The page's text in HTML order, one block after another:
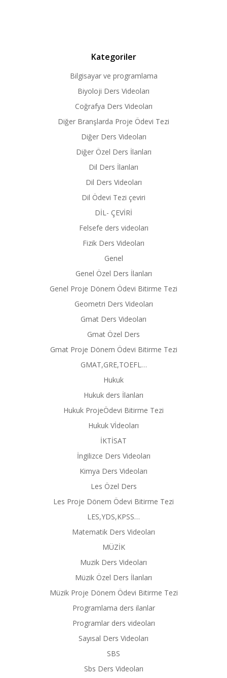
Kategoriler
Bilgisayar ve programlama
Biyoloji Ders Videoları
Coğrafya Ders Videoları
Diğer Branşlarda Proje Ödevi Tezi
Diğer Ders Videoları
Diğer Özel Ders İlanları
Dil Ders İlanları
Dil Ders Videoları
Dil Ödevi Tezi çeviri
DİL- ÇEVİRİ
Felsefe ders videoları
Fizik Ders Videoları
Genel
Genel Özel Ders İlanları
Genel Proje Dönem Ödevi Bitirme Tezi
Geometri Ders Videoları
Gmat Ders Videoları
Gmat Özel Ders
Gmat Proje Dönem Ödevi Bitirme Tezi
GMAT,GRE,TOEFL…
Hukuk
Hukuk ders İlanları
Hukuk ProjeÖdevi Bitirme Tezi
Hukuk Vİdeoları
İKTİSAT
İngilizce Ders Videoları
Kimya Ders Videoları
Les Özel Ders
Les Proje Dönem Ödevi Bitirme Tezi
LES,YDS,KPSS…
Matematik Ders Videoları
MÜZİK
Muzik Ders Videoları
Müzik Özel Ders İlanları
Müzik Proje Dönem Ödevi Bitirme Tezi
Programlama ders ilanlar
Programlar ders videoları
Sayısal Ders Videoları
SBS
Sbs Ders Videoları